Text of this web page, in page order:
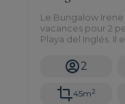
Le Bungalow
vacances pour 2
Playa del Inglés. Il
centre
2
45m2